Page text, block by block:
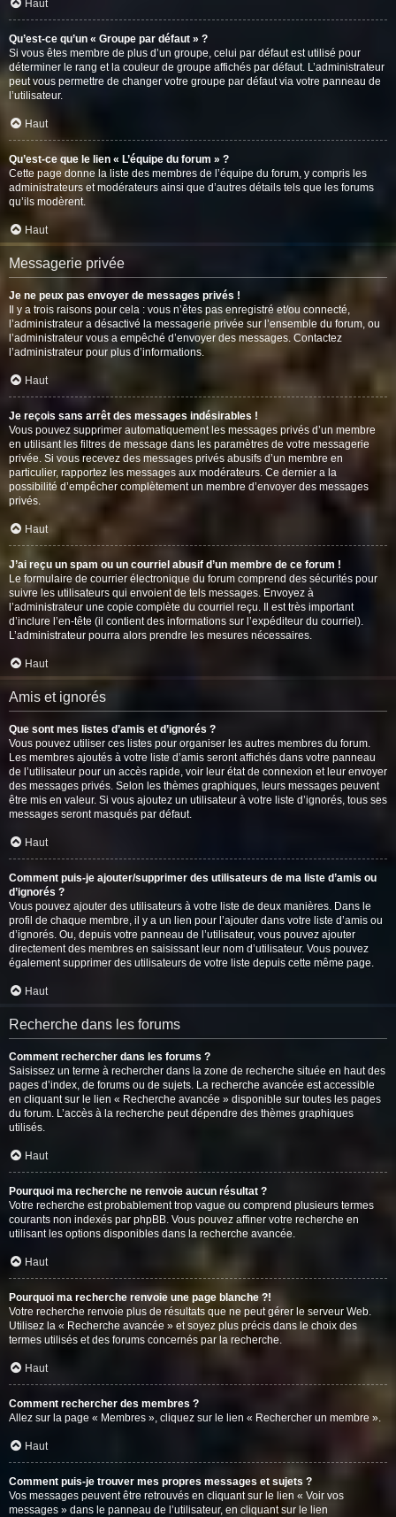
Haut
Qu’est-ce qu’un « Groupe par défaut » ?
Si vous êtes membre de plus d’un groupe, celui par défaut est utilisé pour
déterminer le rang et la couleur de groupe affichés par défaut. L’administrateur
peut vous permettre de changer votre groupe par défaut via votre panneau de
l’utilisateur.
Haut
Qu’est-ce que le lien « L’équipe du forum » ?
Cette page donne la liste des membres de l’équipe du forum, y compris les
administrateurs et modérateurs ainsi que d’autres détails tels que les forums
qu’ils modèrent.
Haut
Messagerie privée
Je ne peux pas envoyer de messages privés !
Il y a trois raisons pour cela : vous n’êtes pas enregistré et/ou connecté,
l’administrateur a désactivé la messagerie privée sur l’ensemble du forum, ou
l’administrateur vous a empêché d’envoyer des messages. Contactez
l’administrateur pour plus d’informations.
Haut
Je reçois sans arrêt des messages indésirables !
Vous pouvez supprimer automatiquement les messages privés d’un membre
en utilisant les filtres de message dans les paramètres de votre messagerie
privée. Si vous recevez des messages privés abusifs d’un membre en
particulier, rapportez les messages aux modérateurs. Ce dernier a la
possibilité d’empêcher complètement un membre d’envoyer des messages
privés.
Haut
J’ai reçu un spam ou un courriel abusif d’un membre de ce forum !
Le formulaire de courrier électronique du forum comprend des sécurités pour
suivre les utilisateurs qui envoient de tels messages. Envoyez à
l’administrateur une copie complète du courriel reçu. Il est très important
d’inclure l’en-tête (il contient des informations sur l’expéditeur du courriel).
L’administrateur pourra alors prendre les mesures nécessaires.
Haut
Amis et ignorés
Que sont mes listes d’amis et d’ignorés ?
Vous pouvez utiliser ces listes pour organiser les autres membres du forum.
Les membres ajoutés à votre liste d’amis seront affichés dans votre panneau
de l’utilisateur pour un accès rapide, voir leur état de connexion et leur envoyer
des messages privés. Selon les thèmes graphiques, leurs messages peuvent
être mis en valeur. Si vous ajoutez un utilisateur à votre liste d’ignorés, tous ses
messages seront masqués par défaut.
Haut
Comment puis-je ajouter/supprimer des utilisateurs de ma liste d’amis ou
d’ignorés ?
Vous pouvez ajouter des utilisateurs à votre liste de deux manières. Dans le
profil de chaque membre, il y a un lien pour l’ajouter dans votre liste d’amis ou
d’ignorés. Ou, depuis votre panneau de l’utilisateur, vous pouvez ajouter
directement des membres en saisissant leur nom d’utilisateur. Vous pouvez
également supprimer des utilisateurs de votre liste depuis cette même page.
Haut
Recherche dans les forums
Comment rechercher dans les forums ?
Saisissez un terme à rechercher dans la zone de recherche située en haut des
pages d’index, de forums ou de sujets. La recherche avancée est accessible
en cliquant sur le lien « Recherche avancée » disponible sur toutes les pages
du forum. L’accès à la recherche peut dépendre des thèmes graphiques
utilisés.
Haut
Pourquoi ma recherche ne renvoie aucun résultat ?
Votre recherche est probablement trop vague ou comprend plusieurs termes
courants non indexés par phpBB. Vous pouvez affiner votre recherche en
utilisant les options disponibles dans la recherche avancée.
Haut
Pourquoi ma recherche renvoie une page blanche ?!
Votre recherche renvoie plus de résultats que ne peut gérer le serveur Web.
Utilisez la « Recherche avancée » et soyez plus précis dans le choix des
termes utilisés et des forums concernés par la recherche.
Haut
Comment rechercher des membres ?
Allez sur la page « Membres », cliquez sur le lien « Rechercher un membre ».
Haut
Comment puis-je trouver mes propres messages et sujets ?
Vos messages peuvent être retrouvés en cliquant sur le lien « Voir vos
messages » dans le panneau de l’utilisateur, en cliquant sur le lien